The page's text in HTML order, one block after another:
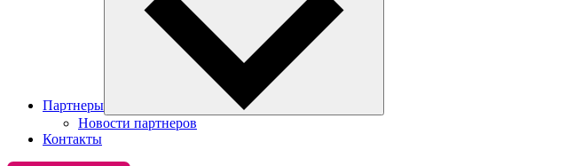
Партнеры
Новости партнеров
Контакты